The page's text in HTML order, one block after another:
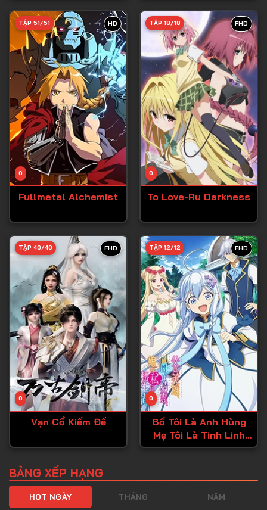
Tập 29
Tập 30
Tập 31
Tập 32
Tập 33
Tập 34
Tập 35
Tập 36
Tập 39
Tập 40
Tập 41
Tập 42
Tập 43
Tập 45
Tập 46
Tập 47
Tập 49
HD
0
TẬP 51/51
Fullmetal Alchemist
FHD
0
TẬP 18/18
To Love-Ru Darkness
FHD
0
TẬP 40/40
Vạn Cổ Kiếm Đế
FHD
0
TẬP 12/12
Bố Tôi Là Anh Hùng
Mẹ Tôi Là Tinh Linh
Còn Tôi Là Cô Gái
BẢNG XẾP HẠNG
HOT NGÀY THÁNG NĂM